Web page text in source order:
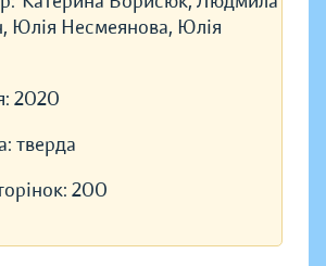
Юлія Несмеянова, Юлія
2020
тверда
200